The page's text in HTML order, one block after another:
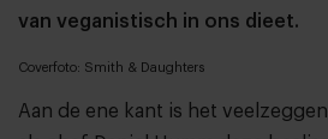
van veganistisch in ons dieet.
Coverfoto: Smith & Daughters
Aan de ene kant is het